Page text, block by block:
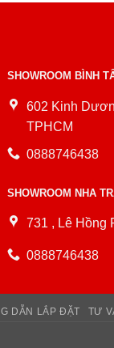
SHOWROOM BÌNH
602 Kinh
TPHCM
0888746438
SHOWROOM NHA
731 , Lê Hồng
0888746438
DẪN LẮP ĐẶT TƯ